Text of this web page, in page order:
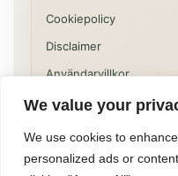
We value your
We use cookies to
personalized ads or
Cookiepolicy
Disclaimer
Användarvillkor
Vissa delar av sajten kan
rekommendationer eller
Allformen är informativt
medicinsk, juridisk eller